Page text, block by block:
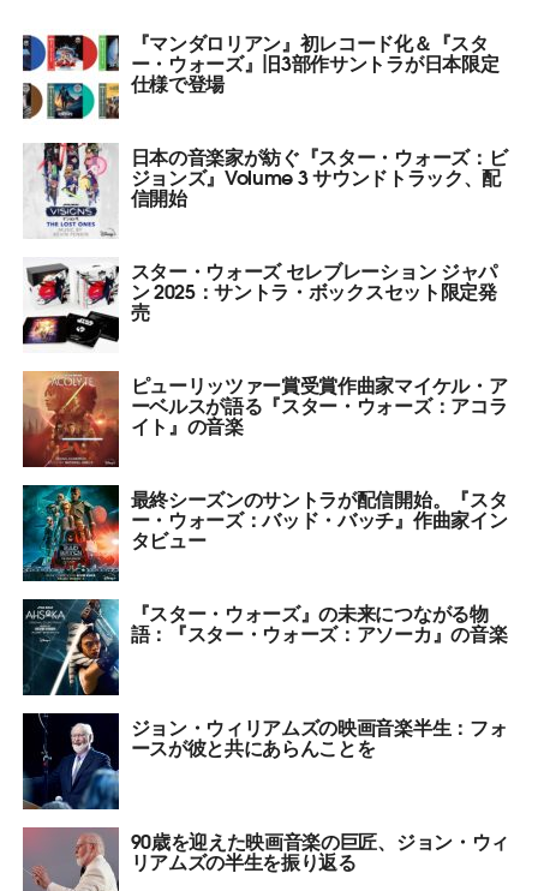
『マンダロリアン』初レコード化＆『スタ
ー・ウォーズ』旧3部作サントラが日本限定
仕様で登場
日本の音楽家が紡ぐ『スター・ウォーズ：ビ
ジョンズ』Volume 3 サウンドトラック、配
信開始
スター・ウォーズ セレブレーション ジャパ
ン 2025：サントラ・ボックスセット限定発
売
ピューリッツァー賞受賞作曲家マイケル・ア
ーベルスが語る『スター・ウォーズ：アコラ
イト』の音楽
最終シーズンのサントラが配信開始。『スタ
ー・ウォーズ：バッド・バッチ』作曲家イン
タビュー
『スター・ウォーズ』の未来につながる物
語：『スター・ウォーズ：アソーカ』の音楽
ジョン・ウィリアムズの映画音楽半生：フォ
ースが彼と共にあらんことを
90歳を迎えた映画音楽の巨匠、ジョン・ウィ
リアムズの半生を振り返る